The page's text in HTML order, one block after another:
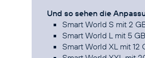
Und so sehen die
Smart World S mit 2
Smart World L mit 5
Smart World XL mit 12